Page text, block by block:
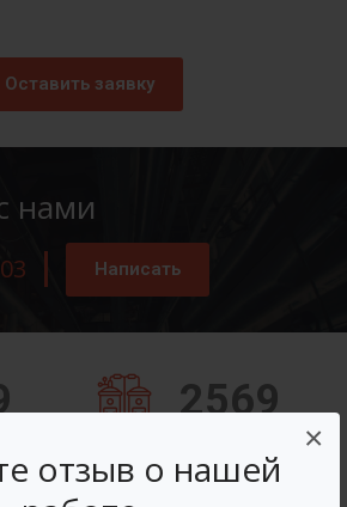
отзыв о нашей
×
Оставить заявку
нами
Написать
2569